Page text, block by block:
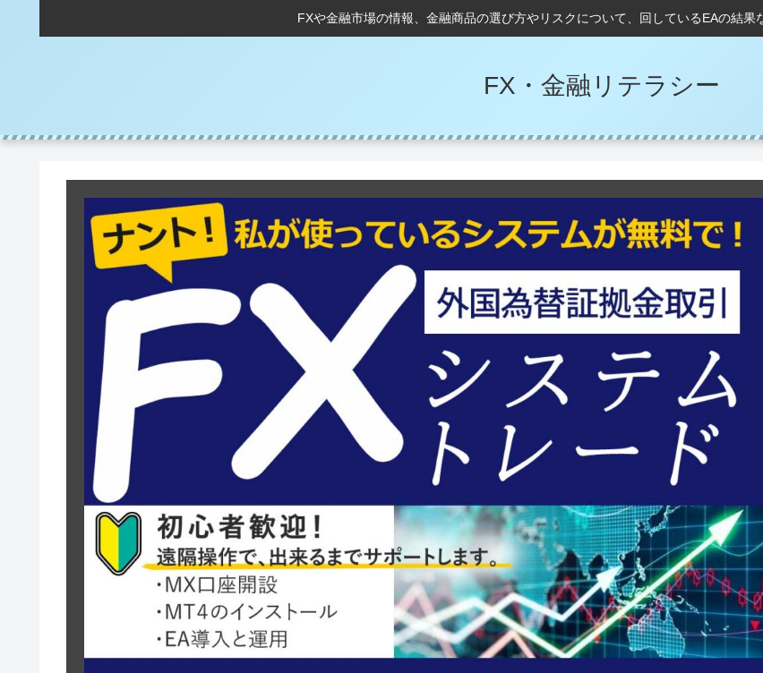
FXや金融市場の情報、金融商品の選び方やリスクについて、回しているEAの結果
FX・金融リテラシー